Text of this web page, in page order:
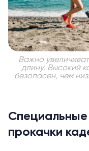
Важно
длину. Высокий
безопасен, чем
прокачки